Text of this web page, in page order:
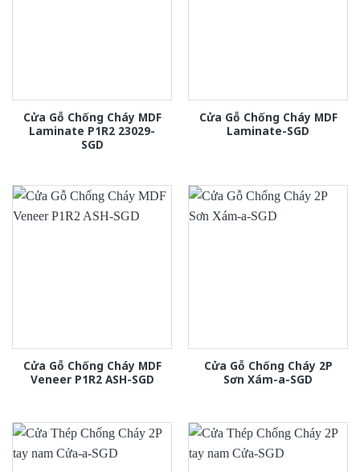
Cửa Gỗ Chống Cháy MDF
Laminate P1R2 23029-
SGD
Cửa Gỗ Chống Cháy MDF
Laminate-SGD
Cửa Gỗ Chống Cháy MDF
Veneer P1R2 ASH-SGD
Cửa Gỗ Chống Cháy 2P
Sơn Xám-a-SGD